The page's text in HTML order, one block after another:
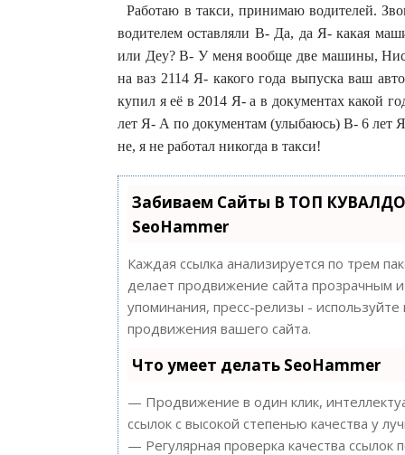
Работаю в такси, принимаю водителей.
водителем оставляли В- Да, да Я- какая
или Деу? В- У меня вообще две машины,
на ваз 2114 Я- какого года выпуска ваш
купил я её в 2014 Я- а в документах какой
лет Я- А по документам (улыбаюсь) В- 6 лет
не, я не работал никогда в такси!
Забиваем Сайты В ТОП
SeoHammer
Каждая ссылка анализируется по трем
делает продвижение сайта прозрачным
упоминания, пресс-релизы -
продвижения вашего сайта.
Что умеет делать SeoHammer
— Продвижение в один клик,
ссылок с высокой степенью качества у
— Регулярная проверка качества